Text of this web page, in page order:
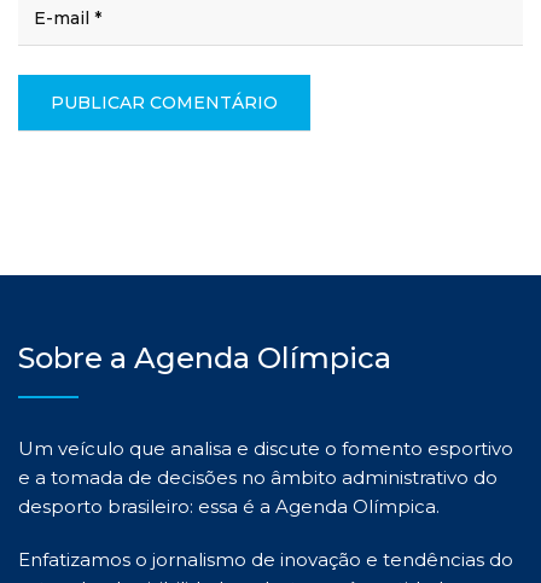
Sobre a Agenda Olímpica
Um veículo que analisa e discute o fomento esportivo
e a tomada de decisões no âmbito administrativo do
desporto brasileiro: essa é a Agenda Olímpica.
Enfatizamos o jornalismo de inovação e tendências do